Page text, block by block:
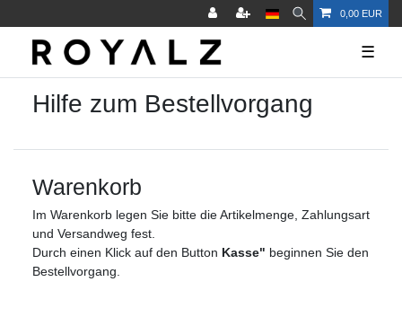
0,00 EUR
☰
Hilfe zum Bestellvorgang
Warenkorb
Im Warenkorb legen Sie bitte die Artikelmenge, Zahlungsart
und Versandweg fest.
Durch einen Klick auf den Button Kasse" beginnen Sie den
Bestellvorgang.